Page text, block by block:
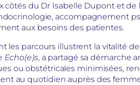
du Dr Isabelle Dupont et de
accompagnement
aux besoins des patientes.
les parcours illustrent la vitalité
Echo(e)s, a partagé sa démarche
ou obstétricales minimisées,
au quotidien auprès des